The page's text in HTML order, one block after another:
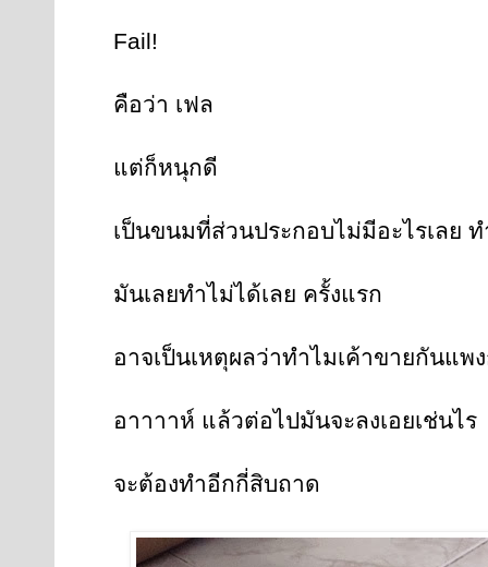
Fail!
คือว่า เฟล
แต่ก็หนุกดี
เป็นขนมที่ส่วนประกอบไม่มีอะไรเลย
มันเลยทำไม่ได้เลย ครั้งแรก
อาจเป็นเหตุผลว่าทำไมเค้าขายกันแพ
อาาาาห์ แล้วต่อไปมันจะลงเอยเช่นไร
จะต้องทำอีกกี่สิบถาด